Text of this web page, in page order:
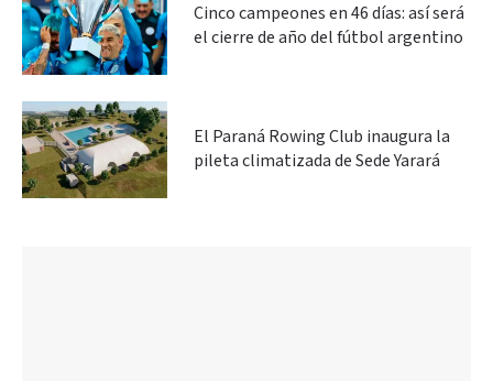
Cinco campeones en 46 días: así será
el cierre de año del fútbol argentino
El Paraná Rowing Club inaugura la
pileta climatizada de Sede Yarará